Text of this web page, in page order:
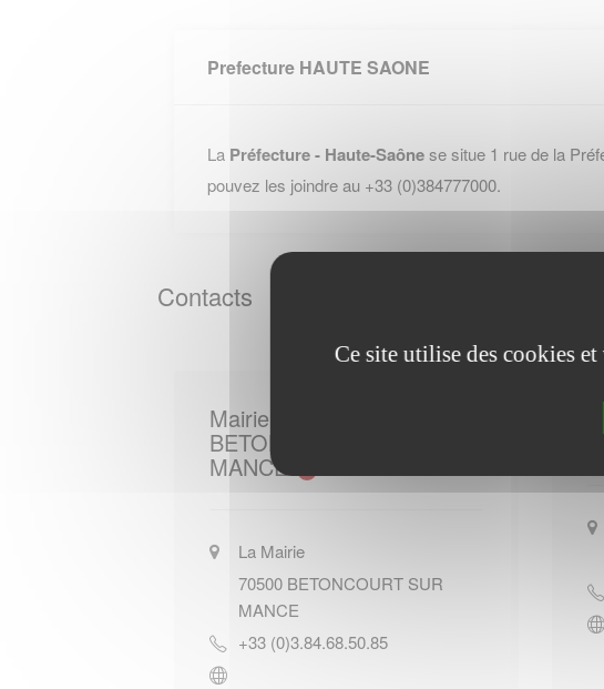
Prefecture HAUTE SAONE
La Préfecture - Haute-Saônese situe 1 rue de la
pouvez les joindre au +33 (0)384777000.
Contacts
Mairie de
BETONCOURT SUR
MANCE
La Mairie
70500 BETONCOURT SUR
MANCE
+33 (0)3.84.68.50.85
Ce site utilise des cookies